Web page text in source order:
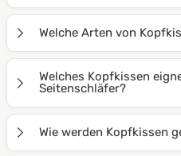
Wirbelsäule im Schlaf.
für Bauch- und
Welche Arten von
Nackenstützkissen,
nach Ihrer bevorzugten
anderes Kopfkissen an.
Welches Kopfkissen
Seitenschläfer?
das Seitenschläferkissen.
Wie werden Kopfkissen